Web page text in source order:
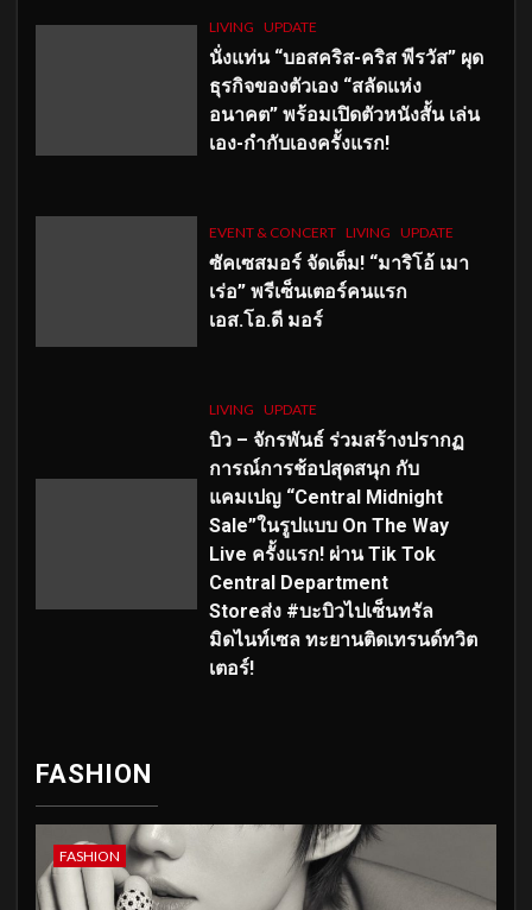
LIVING UPDATE
นั่งแท่น “บอสคริส-คริส พีรวัส” ผุด
ธุรกิจของตัวเอง “สลัดแห่ง
อนาคต” พร้อมเปิดตัวหนังสั้น เล่น
เอง-กำกับเองครั้งแรก!
EVENT & CONCERT LIVING UPDATE
ซัคเซสมอร์ จัดเต็ม! “มาริโอ้ เมา
เร่อ” พรีเซ็นเตอร์คนแรก
เอส.โอ.ดี มอร์
LIVING UPDATE
บิว – จักรพันธ์ ร่วมสร้างปรากฏ
การณ์การช้อปสุดสนุก กับ
แคมเปญ “Central Midnight
Sale”ในรูปแบบ On The Way
Live ครั้งแรก! ผ่าน Tik Tok
Central Department
Storeส่ง #บะบิวไปเซ็นทรัล
มิดไนท์เซล ทะยานติดเทรนด์ทวิต
เตอร์!
FASHION
FASHION